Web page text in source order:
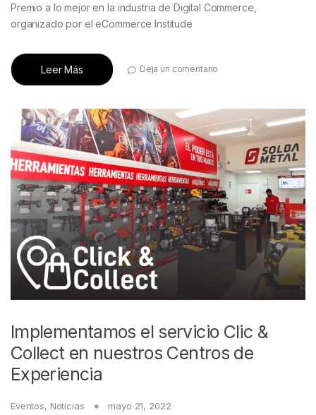
Premio a lo mejor en la industria de Digital Commerce,
organizado por el eCommerce Institude
Leer Más Deja un comentario
Implementamos el servicio Clic &
Collect en nuestros Centros de
Experiencia
Eventos, Noticias mayo 21, 2022